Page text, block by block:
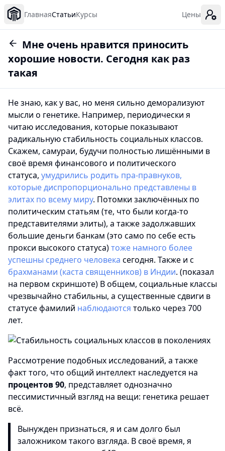
ГлавнаяСтатьиКурсы Цены
Мне очень нравится приносить
хорошие новости. Сегодня как раз
такая
Не знаю, как у вас, но меня сильно деморализуют
мысли о генетике. Например, периодически я
читаю исследования, которые показывают
радикальную стабильность социальных классов.
Скажем, самураи, будучи полностью лишёнными в
своё время финансового и политического
статуса, умудрились родить пра-правнуков,
которые диспропорционально представлены в
элитах по всему миру. Потомки заключённых по
политическим статьям (те, что были когда-то
представителями элиты), а также задолжавших
большие деньги банкам (это само по себе есть
прокси высокого статуса)тоже намного более
успешны среднего человека сегодня. Также и с
брахманами (каста священников) в Индии. (показал
на первом скриншоте) В общем, социальные классы
чрезвычайно стабильны, а существенные сдвиги в
статусе фамилий наблюдаются только через 700
лет.
Рассмотрение подобных исследований, а также
факт того, что общий интеллект наследуется на
процентов 90, представляет однозначно
пессимистичный взгляд на вещи: генетика решает
всё.
Вынужден признаться, я и сам долго был
заложником такого взгляда. В своё время, я